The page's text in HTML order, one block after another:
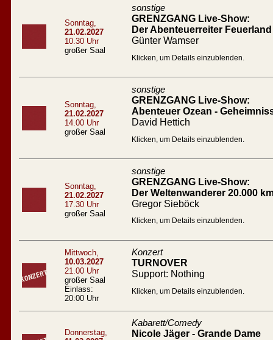
Sonntag,
21.02.2027
10.30 Uhr
großer Saal
sonstige
GRENZGANG Live-Show:
Der Abenteuerreiter
Günter Wamser
Klicken, um Details einzublenden.
Sonntag,
21.02.2027
14.00 Uhr
großer Saal
sonstige
GRENZGANG Live-Show:
Abenteuer Ozean -
David Hettich
Klicken, um Details einzublenden.
Sonntag,
21.02.2027
17.30 Uhr
großer Saal
sonstige
GRENZGANG Live-Show:
Der Weltenwanderer 20.000
Gregor Sieböck
Klicken, um Details einzublenden.
Mittwoch,
10.03.2027
21.00 Uhr
großer Saal
Einlass:
20:00 Uhr
Konzert
TURNOVER
Support: Nothing
Klicken, um Details einzublenden.
Donnerstag,
Kabarett/Comedy
Nicole Jäger - Grande Dame